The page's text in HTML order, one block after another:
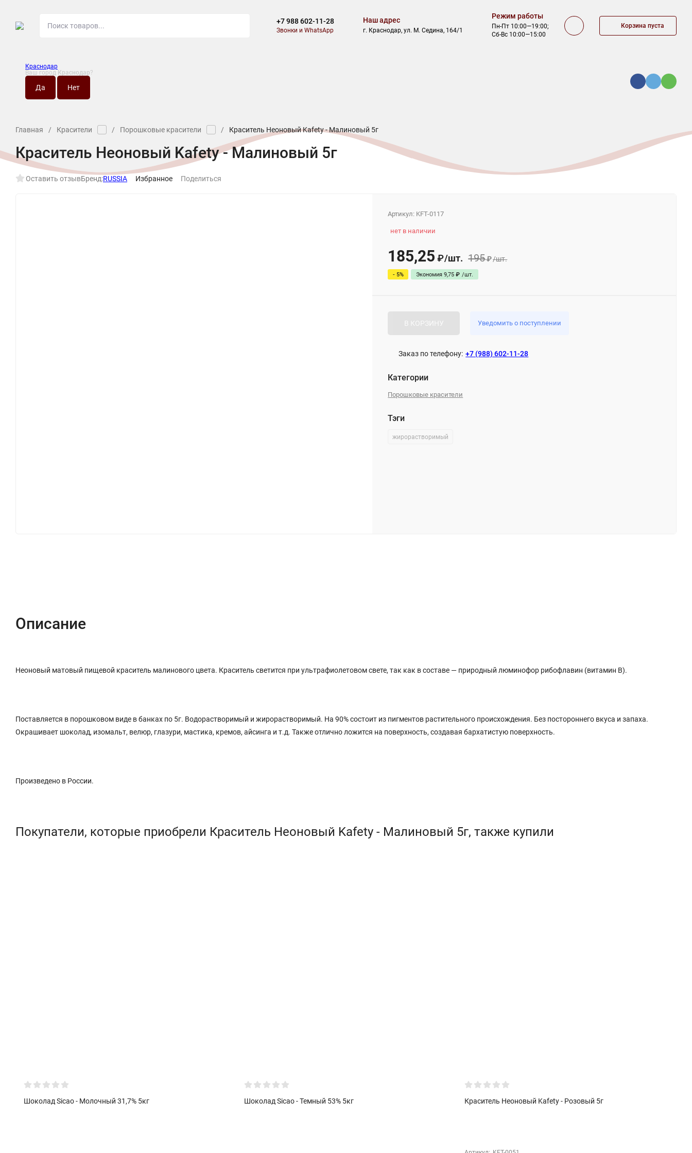
+7 988 602-11-28
Звонки и WhatsApp
Наш адрес
г. Краснодар, ул. М. Седина, 164/1
Режим работы
Пн-Пт 10:00—19:00;
Сб-Вс 10:00—15:00
Корзина пуста
Краснодар
Ваш город Краснодар?
Главная / Красители / Порошковые красители / Краситель Неоновый Kafety - Малиновый 5г
Краситель Неоновый Kafety - Малиновый 5г
Оставить отзывБренд:RUSSIA Избранное Поделиться
Артикул: KFT-0117
нет в наличии
185,25 ₽/шт. 195 ₽ /шт.
- 5% Экономия9,75 ₽ /шт.
В КОРЗИНУ Уведомить о поступлении
Заказ по телефону: +7 (988) 602-11-28
Категории
Порошковые красители
Тэги
жирорастворимый
Описание
Неоновый матовый пищевой краситель малинового цвета. Краситель светится при ультрафиолетовом свете, так как в составе — природный люминофор рибофлавин (витамин В).
Поставляется в порошковом виде в банках по 5г. Водорастворимый и жирорастворимый. На 90% состоит из пигментов растительного происхождения. Без постороннего вкуса и запаха.
Окрашивает шоколад, изомальт, велюр, глазури, мастика, кремов, айсинга и т.д. Также отлично ложится на поверхность, создавая бархатистую поверхность.
Произведено в России.
Покупатели, которые приобрели Краситель Неоновый Kafety - Малиновый 5г, также купили
Шоколад Sicao - Молочный 31,7% 5кг Шоколад Sicao - Темный 53% 5кг Краситель Неоновый Kafety - Розовый 5г